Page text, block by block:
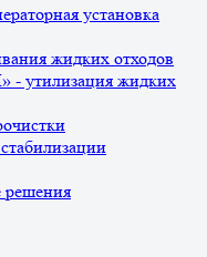
установка
жидких отходов
утилизация жидких
решения